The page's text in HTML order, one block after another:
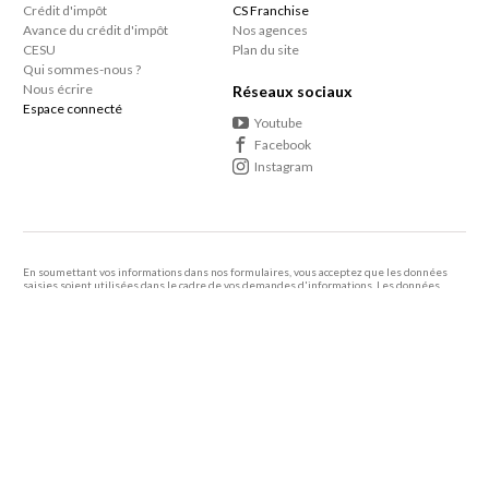
Crédit d'impôt
Avance du crédit d'impôt
CESU
Qui sommes-nous ?
Nous écrire
Espace connecté
CS Franchise
Nos agences
Plan du site
Réseaux sociaux
Youtube
Facebook
Instagram
En soumettant vos informations dans nos formulaires, vous acceptez que les données
saisies soient utilisées dans le cadre de vos demandes d'informations. Les données